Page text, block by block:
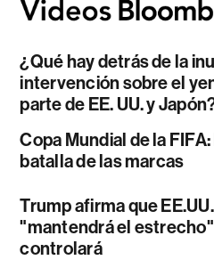
¿Qué hay detrás de la
intervención sobre el
parte de EE. UU. y
Copa Mundial de la FIFA:
batalla de las marcas
Trump afirma que EE.UU.
"mantendrá el
controlará